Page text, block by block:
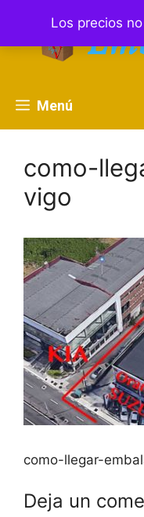
Los precios
contenido
Menú
como-
vigo
como-llegar-
Deja un